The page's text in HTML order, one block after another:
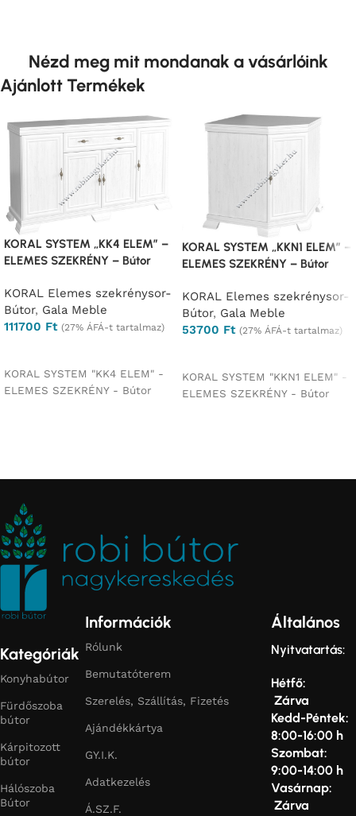
Nézd meg mit mondanak a vásárlóink
Ajánlott Termékek
KORAL SYSTEM „KK4 ELEM” –
ELEMES SZEKRÉNY – Bútor
KORAL Elemes szekrénysor-
Bútor, Gala Meble
111700 Ft (27% ÁFÁ-t tartalmaz)
KORAL SYSTEM "KK4 ELEM" -
ELEMES SZEKRÉNY - Bútor
KORAL SYSTEM „KKN1 ELEM” –
ELEMES SZEKRÉNY – Bútor
KORAL Elemes szekrénysor-
Bútor, Gala Meble
53700 Ft (27% ÁFÁ-t tartalmaz)
KORAL SYSTEM "KKN1 ELEM" -
ELEMES SZEKRÉNY - Bútor
Kategóriák
Konyhabútor
Fürdőszoba
bútor
Kárpitozott
bútor
Hálószoba
Bútor
Információk
Rólunk
Bemutatóterem
Szerelés, Szállítás, Fizetés
Ajándékkártya
GY.I.K.
Adatkezelés
Á.SZ.F.
Általános
Nyitvatartás:
Hétfő:
Zárva
Kedd-Péntek:
8:00-16:00 h
Szombat:
9:00-14:00 h
Vasárnap:
Zárva